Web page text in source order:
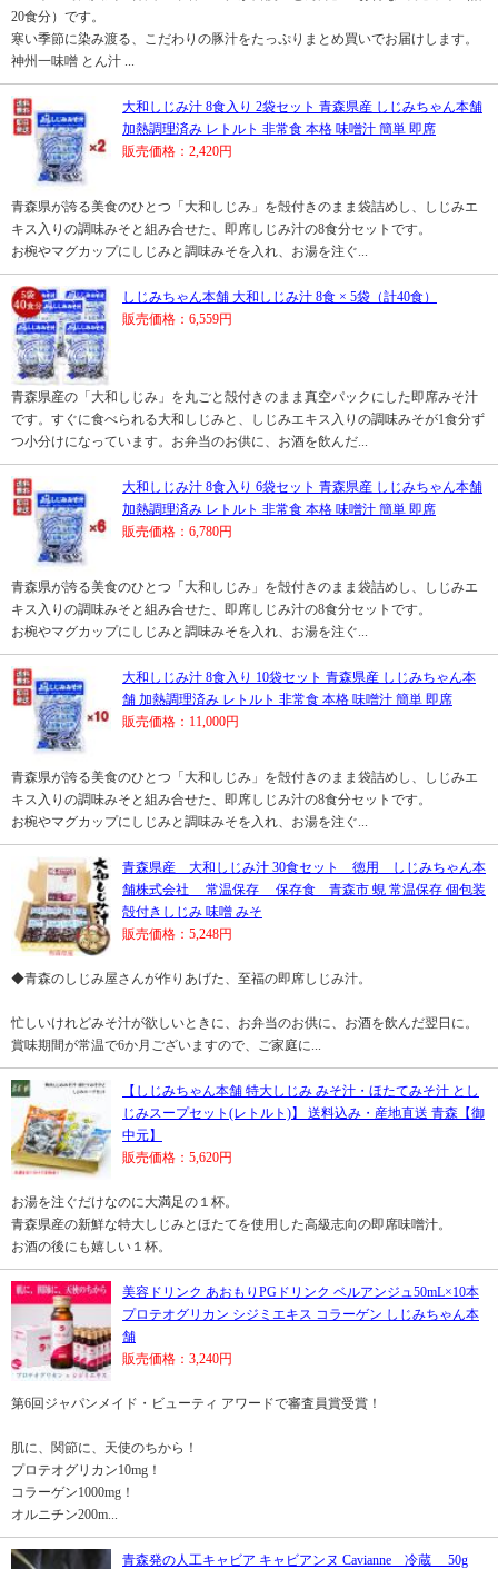
20食分）です。
寒い季節に染み渡る、こだわりの豚汁をたっぷりまとめ買いでお届けします。
神州一味噌 とん汁 ...
大和しじみ汁 8食入り 2袋セット 青森県産 しじみちゃん本舗
加熱調理済み レトルト 非常食 本格 味噌汁 簡単 即席
販売価格：2,420円
青森県が誇る美食のひとつ「大和しじみ」を殻付きのまま袋詰めし、しじみエ
キス入りの調味みそと組み合せた、即席しじみ汁の8食分セットです。
お椀やマグカップにしじみと調味みそを入れ、お湯を注ぐ...
しじみちゃん本舗 大和しじみ汁 8食 × 5袋（計40食）
販売価格：6,559円
青森県産の「大和しじみ」を丸ごと殻付きのまま真空パックにした即席みそ汁
です。すぐに食べられる大和しじみと、しじみエキス入りの調味みそが1食分ず
つ小分けになっています。お弁当のお供に、お酒を飲んだ...
大和しじみ汁 8食入り 6袋セット 青森県産 しじみちゃん本舗
加熱調理済み レトルト 非常食 本格 味噌汁 簡単 即席
販売価格：6,780円
青森県が誇る美食のひとつ「大和しじみ」を殻付きのまま袋詰めし、しじみエ
キス入りの調味みそと組み合せた、即席しじみ汁の8食分セットです。
お椀やマグカップにしじみと調味みそを入れ、お湯を注ぐ...
大和しじみ汁 8食入り 10袋セット 青森県産 しじみちゃん本
舗 加熱調理済み レトルト 非常食 本格 味噌汁 簡単 即席
販売価格：11,000円
青森県が誇る美食のひとつ「大和しじみ」を殻付きのまま袋詰めし、しじみエ
キス入りの調味みそと組み合せた、即席しじみ汁の8食分セットです。
お椀やマグカップにしじみと調味みそを入れ、お湯を注ぐ...
青森県産 大和しじみ汁 30食セット 徳用 しじみちゃん本
舗株式会社 常温保存 保存食 青森市 蜆 常温保存 個包装
殻付きしじみ 味噌 みそ
販売価格：5,248円
◆青森のしじみ屋さんが作りあげた、至福の即席しじみ汁。
忙しいけれどみそ汁が欲しいときに、お弁当のお供に、お酒を飲んだ翌日に。
賞味期間が常温で6か月ございますので、ご家庭に...
【しじみちゃん本舗 特大しじみ みそ汁・ほたてみそ汁 とし
じみスープセット(レトルト)】 送料込み・産地直送 青森【御
中元】
販売価格：5,620円
お湯を注ぐだけなのに大満足の１杯。
青森県産の新鮮な特大しじみとほたてを使用した高級志向の即席味噌汁。
お酒の後にも嬉しい１杯。
美容ドリンク あおもりPGドリンク ベルアンジュ50mL×10本
プロテオグリカン シジミエキス コラーゲン しじみちゃん本
舗
販売価格：3,240円
第6回ジャパンメイド・ビューティ アワードで審査員賞受賞！
肌に、関節に、天使のちから！
プロテオグリカン10mg！
コラーゲン1000mg！
オルニチン200m...
青森発の人工キャビア キャビアンヌ Cavianne 冷蔵 50g